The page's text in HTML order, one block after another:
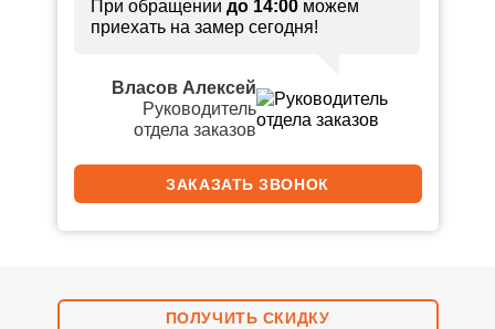
При обращении до 14:00можем
приехать на замер сегодня!
Власов Алексей
Руководитель
отдела заказов
ЗАКАЗАТЬ ЗВОНОК
ПОЛУЧИТЬ СКИДКУ